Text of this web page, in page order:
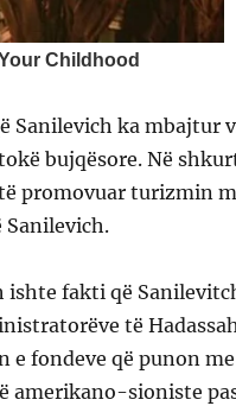
Sanilevich ka mbajtur
bujqësore. Në
promovuar turizmin
Sanilevich.
ishte fakti që
të
e fondeve që punon
amerikano-sioniste